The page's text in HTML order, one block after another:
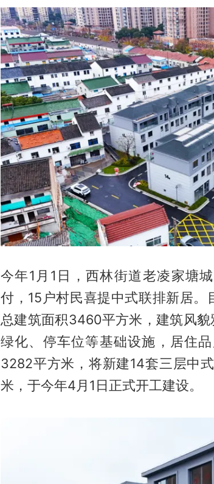
今年1月1日，西林街道老凌家塘
付，15户村民喜提中式联排新居。
总建筑面积3460平方米，建筑风
绿化、停车位等基础设施，居住
3282平方米，将新建14套三层中
米，于今年4月1日正式开工建设。